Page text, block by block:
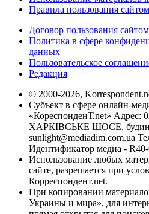
Правила пользования сайтом
Договор пользования сайтом
Политика в сфере
данных
Пользовательское
Редакция
© 2000-2026,
Субъект в сфере онлайн-
«КореспонденТ.net» Адрес:
ХАРКІВСЬКЕ ШОСЕ,
sunlight@mediadim.com.ua
Идентификатор медиа -
Использование любых
сайте, разрешается при
Корреспондент.net.
При копировании
Украины и мира», для